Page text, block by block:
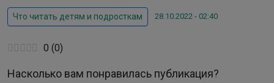
Что читать детям и подросткам 28.10.2022 - 02:40
0 (0)
Насколько вам понравилась публикация?